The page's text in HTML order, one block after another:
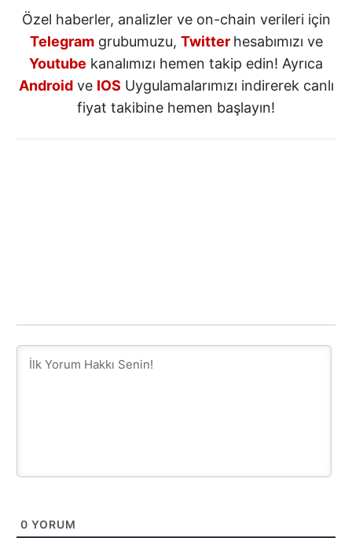
Özel haberler, analizler ve on-chain verileri için
Telegramgrubumuzu, Twitter hesabımızı ve
Youtube kanalımızı hemen takip edin! Ayrıca
Androidve IOS Uygulamalarımızı indirerek canlı
fiyat takibine hemen başlayın!
0 YORUM